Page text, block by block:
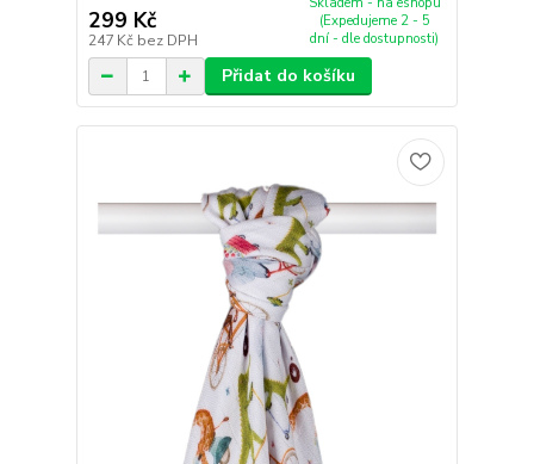
299 Kč
247 Kč bez DPH
(Expedujeme 2 - 5
dní - dle dostupnosti)
Přidat do košíku